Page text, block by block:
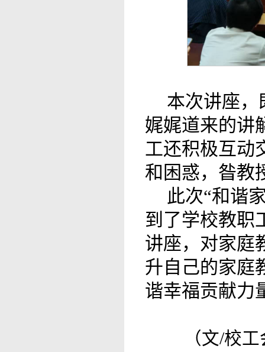
本次讲座，
娓娓道来的讲
工还积极互动
和困惑，昝教
此次“和谐
到了学校教职
讲座，对家庭
升自己的家庭
谐幸福贡献力
（文/校